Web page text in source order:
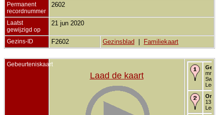
Permanent
recordnummer
2602
Laatst
gewijzigd op
21 jun 2020
Gezins-ID F2602 Gezinsblad Familiekaart
Gebeurteniskaart
Laad de kaart
mrt
13